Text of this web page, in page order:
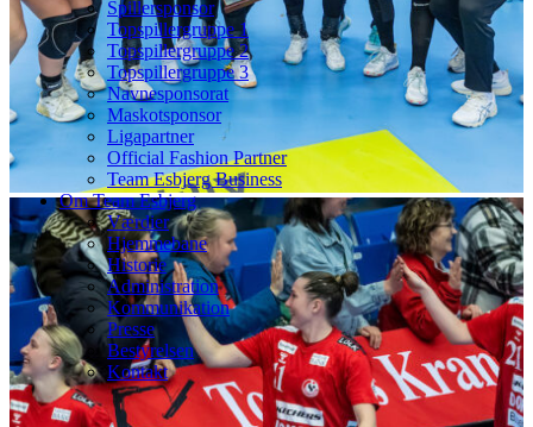
Spillersponsor
Topspillergruppe 1
Topspillergruppe 2
Topspillergruppe 3
Navnesponsorat
Maskotsponsor
Ligapartner
Official Fashion Partner
Team Esbjerg Business
Om Team Esbjerg
Værdier
Hjemmebane
Historie
Administration
Kommunikation
Presse
Bestyrelsen
Kontakt